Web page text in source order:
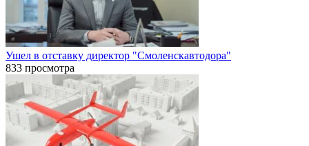
Ушел в отставку директор "Смоленскавтодора"
833 просмотра